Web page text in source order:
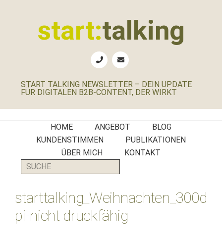
start:talking
B2B-
Social
Media
Manager
PR-
Agenturen
START TALKING NEWSLETTER – DEIN UPDATE
FÜR DIGITALEN B2B-CONTENT, DER WIRKT
HOME ANGEBOT
BLOG
KUNDENSTIMMEN
PUBLIKATIONEN
ÜBER MICH
KONTAKT
SUCHE
starttalking_Weihnachten_300d
pi-nicht druckfähig